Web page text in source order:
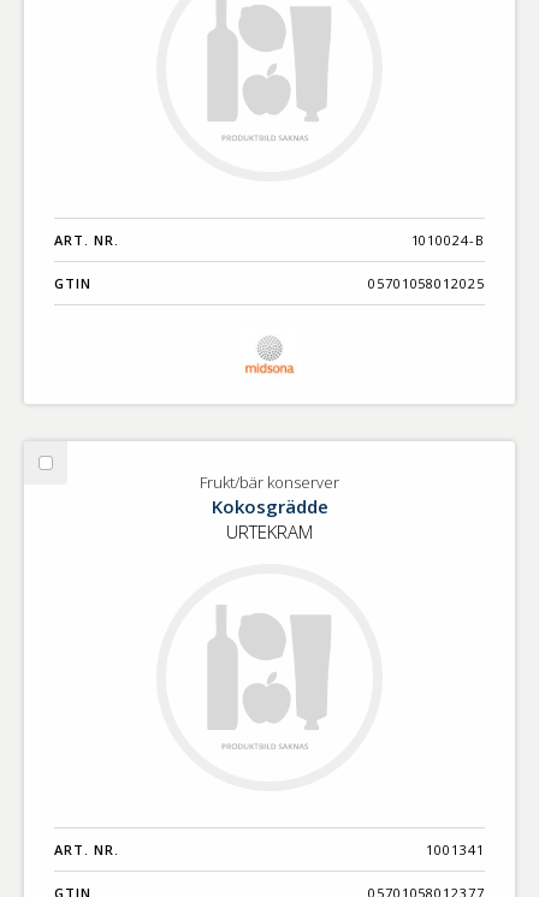
ART. NR. 1010024-B
GTIN 05701058012025
Välj
Frukt/bär konserver
Kokosgrädde
URTEKRAM
ART. NR. 1001341
GTIN 05701058012377